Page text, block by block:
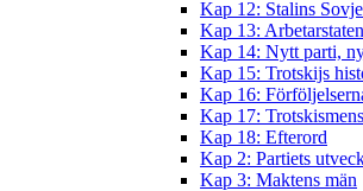
Kap 12: Stalins
Kap 13:
Kap 14: Nytt parti,
Kap 15: Trotskijs
Kap 16:
Kap 17:
Kap 18: Efterord
Kap 2: Partiets
Kap 3: Maktens män